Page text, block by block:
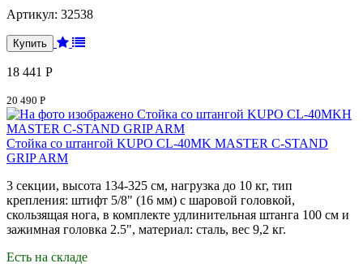
Артикул: 32538
18 441 Р
20 490 Р
Стойка со штангой KUPO CL-40MK MASTER C-STAND
GRIP ARM
3 секции, высота 134-325 см, нагрузка до 10 кг, тип
крепления: штифт 5/8" (16 мм) с шаровой головкой,
скользящая нога, в комплекте удлинительная штанга 100 см и
зажимная головка 2.5", материал: сталь, вес 9,2 кг.
Есть на складе